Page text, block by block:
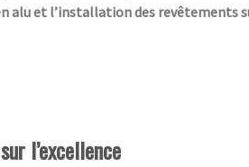
alu et l’installation des revêtements
l’excellence